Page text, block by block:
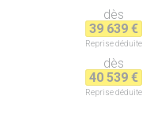
dès
39 639 €
Reprisedéduite
dès
40 539 €
Reprisedéduite